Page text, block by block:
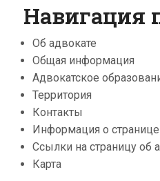
Навигация
Об адвокате
Общая информация
Адвокатское
Территория
Контакты
Информация о странице
Ссылки на страницу об
Карта